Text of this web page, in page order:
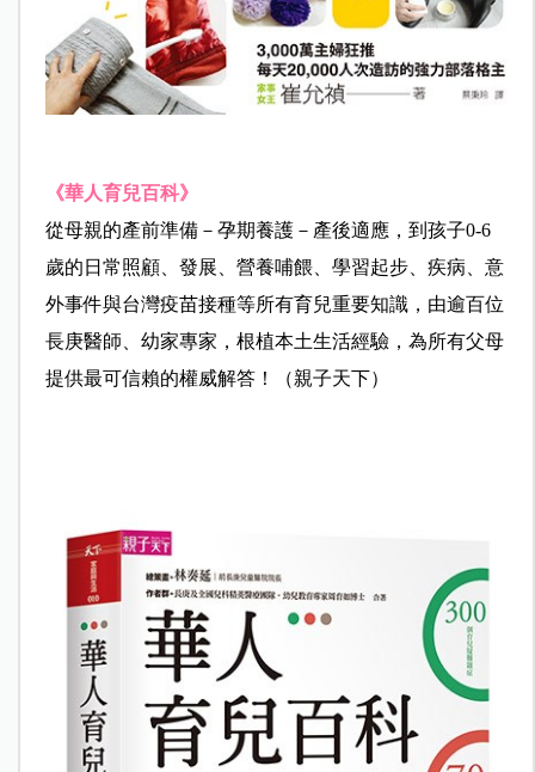
《華人育兒百科》
從母親的產前準備－孕期養護－產後適應，到孩子0-6
歲的日常照顧、發展、營養哺餵、學習起步、疾病、意
外事件與台灣疫苗接種等所有育兒重要知識，由逾百位
長庚醫師、幼家專家，根植本土生活經驗，為所有父母
提供最可信賴的權威解答！（親子天下）